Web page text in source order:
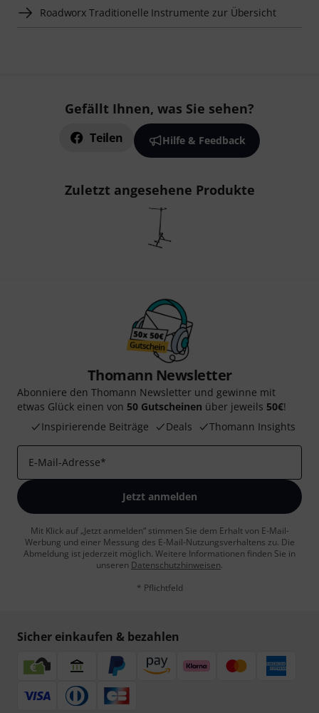
Roadworx Traditionelle Instrumente zur Übersicht
Gefällt Ihnen, was Sie sehen?
Teilen Hilfe & Feedback
Zuletzt angesehene Produkte
Thomann Newsletter
Abonniere den Thomann Newsletter und gewinne mit
etwas Glück einen von 50 Gutscheinen über jeweils 50€!
Inspirierende Beiträge
Deals Thomann Insights
E-Mail-Adresse*
Jetzt anmelden
Mit Klick auf „Jetzt anmelden“ stimmen Sie dem Erhalt von E-Mail-
Werbung und einer Messung des E-Mail-Nutzungsverhaltens zu. Die
Abmeldung ist jederzeit möglich. Weitere Informationen finden Sie in
unseren Datenschutzhinweisen.
* Pflichtfeld
Sicher einkaufen & bezahlen